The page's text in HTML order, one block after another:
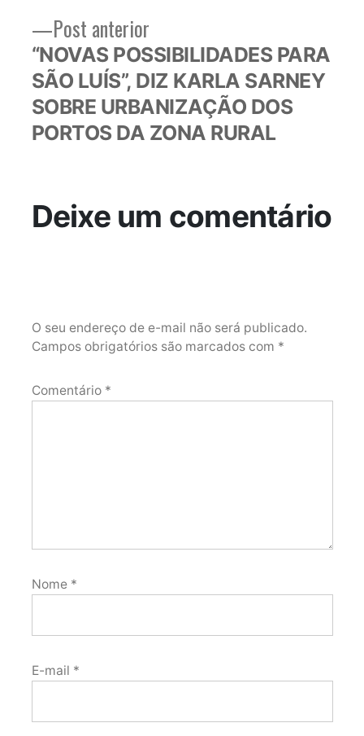
Post anteriorPost
anterior:
“NOVAS POSSIBILIDADES PARA
SÃO LUÍS”, DIZ KARLA SARNEY
SOBRE URBANIZAÇÃO DOS
PORTOS DA ZONA RURAL
Deixe um comentário
O seu endereço de e-mail não será publicado.
Campos obrigatórios são marcados com *
Comentário *
Nome *
E-mail *